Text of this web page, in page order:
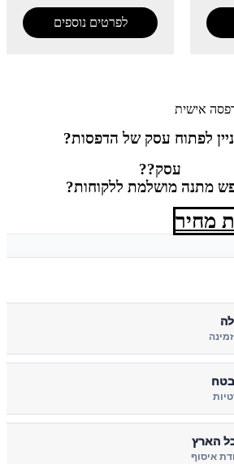
לפרטים נוספים
אישית
לפתוח עסק של הדפסות?
עסק??
מתנה מושלמת ללקוחות?
מחיר
הארץ
איסוף